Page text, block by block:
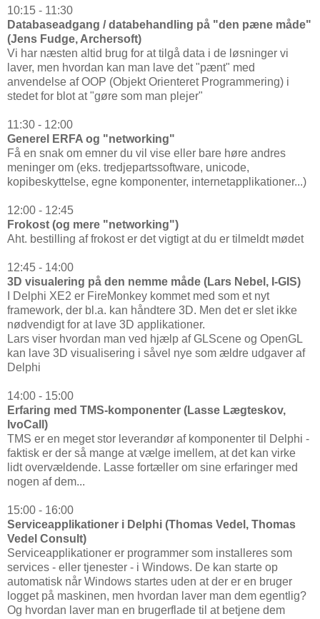
10:15 - 11:30
Databaseadgang / databehandling på "den pæne måde"
(Jens Fudge, Archersoft)
Vi har næsten altid brug for at tilgå data i de løsninger vi
laver, men hvordan kan man lave det "pænt" med
anvendelse af OOP (Objekt Orienteret Programmering) i
stedet for blot at "gøre som man plejer"
11:30 - 12:00
Generel ERFA og "networking"
Få en snak om emner du vil vise eller bare høre andres
meninger om (eks. tredjepartssoftware, unicode,
kopibeskyttelse, egne komponenter, internetapplikationer...)
12:00 - 12:45
Frokost (og mere "networking")
Aht. bestilling af frokost er det vigtigt at du er tilmeldt mødet
12:45 - 14:00
3D visualering på den nemme måde (Lars Nebel, I-GIS)
I Delphi XE2 er FireMonkey kommet med som et nyt
framework, der bl.a. kan håndtere 3D. Men det er slet ikke
nødvendigt for at lave 3D applikationer.
Lars viser hvordan man ved hjælp af GLScene og OpenGL
kan lave 3D visualisering i såvel nye som ældre udgaver af
Delphi
14:00 - 15:00
Erfaring med TMS-komponenter (Lasse Lægteskov,
IvoCall)
TMS er en meget stor leverandør af komponenter til Delphi -
faktisk er der så mange at vælge imellem, at det kan virke
lidt overvældende. Lasse fortæller om sine erfaringer med
nogen af dem...
15:00 - 16:00
Serviceapplikationer i Delphi (Thomas Vedel, Thomas
Vedel Consult)
Serviceapplikationer er programmer som installeres som
services - eller tjenester - i Windows. De kan starte op
automatisk når Windows startes uden at der er en bruger
logget på maskinen, men hvordan laver man dem egentlig?
Og hvordan laver man en brugerflade til at betjene dem